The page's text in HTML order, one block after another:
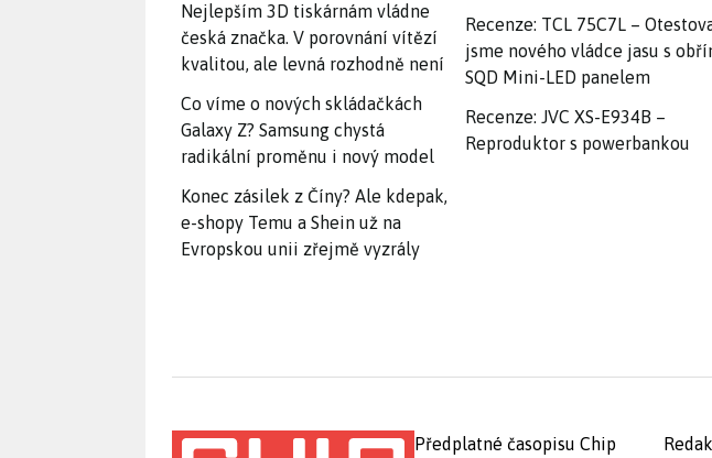
Nejlepším 3D tiskárnám vládne
česká značka. V porovnání vítězí
kvalitou, ale levná rozhodně není
Co víme o nových skládačkách
Galaxy Z? Samsung chystá
radikální proměnu i nový model
Konec zásilek z Číny? Ale kdepak,
e-shopy Temu a Shein už na
Evropskou unii zřejmě vyzrály
Recenze: TCL 75C7L –
jsme nového vládce jasu s
SQD Mini-LED panelem
Recenze: JVC XS-E934B –
Reproduktor s powerbankou
Předplatné časopisu Chip